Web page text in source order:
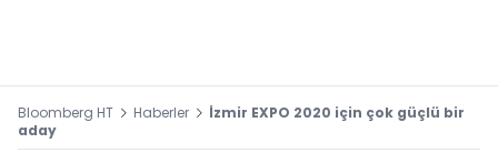
Bloomberg HT Haberler
İzmir EXPO 2020 için çok güçlü bir
aday